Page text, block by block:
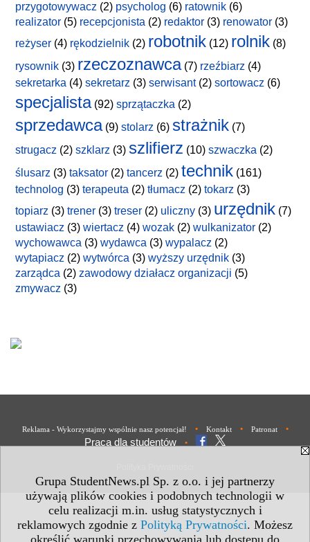
Grupa StudentNews.pl Sp. z o.o. i jej partnerzy
używają plików cookies i podobnych technologii w
celu realizacji m.in. usług statystycznych i
reklamowych zgodnie z Polityką Prywatności. Możesz
określić warunki przechowywania lub dostępu do
przygotowywacz (2) psycholog (6) ratownik (6)
realizator (5) recepcjonista (2) redaktor (3) renowator (3)
reżyser (4) rękodzielnik (2) robotnik (12) rolnik (8)
rysownik (3) rzeczoznawca(7) rzeźbiarz (4)
sekretarka (4) sekretarz (3) serwisant(2) sortowacz (6)
specjalista(92) sprzątaczka (2)
sprzedawca(9) stolarz (6) strażnik (7)
strugacz (2) szklarz (3) szlifierz (10) szwaczka (2)
ślusarz (3) taksator (2) tancerz (2) technik (161)
technolog (3) terapeuta (2) tłumacz (2) tokarz (3)
topiarz (3) trener (3) treser (2) uliczny (3) urzędnik (7)
ustawiacz (3) wiertacz (4) wozak (2) wulkanizator (2)
wychowawca (3) wydawca (3) wypalacz (2)
wytapiacz (2) wytwórca (3) wyższy urzędnik (3)
zarządca (2) zawodowy działacz organizacji (5)
zmywacz (3)
Reklama - Wykorzystajmy wspólnie nasz potencjał! • Kontakt • Patronat •
Praca dla studentów •